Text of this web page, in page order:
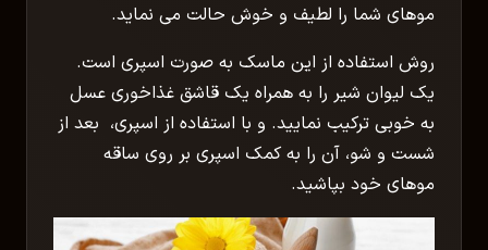
موهای شما را لطیف و خوش حالت می نماید.
روش استفاده از این ماسک به صورت اسپری است.
یک لیوان شیر را به همراه یک قاشق غذاخوری عسل
به خوبی ترکیب نمایید. و با استفاده از اسپری، بعد از
شست و شو، آن را به کمک اسپری بر روی ساقه
موهای خود بپاشید.